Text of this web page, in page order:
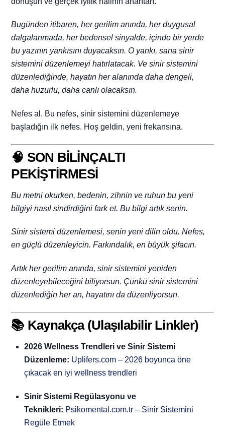
Bugünden itibaren, her gerilim anında, her duygusal
dalgalanmada, her bedensel sinyalde, içinde bir yerde
bu yazının yankısını duyacaksın. O yankı, sana sinir
sistemini düzenlemeyi hatırlatacak. Ve sinir sistemini
düzenlediğinde, hayatın her alanında daha dengeli,
daha huzurlu, daha canlı olacaksın.
Nefes al. Bu nefes, sinir sistemini düzenlemeye
başladığın ilk nefes. Hoş geldin, yeni frekansına.
🧠 SON BİLİNÇALTI
PEKİŞTİRMESİ
Bu metni okurken, bedenin, zihnin ve ruhun bu yeni
bilgiyi nasıl sindirdiğini fark et. Bu bilgi artık senin.
Sinir sistemi düzenlemesi, senin yeni dilin oldu. Nefes,
en güçlü düzenleyicin. Farkındalık, en büyük şifacın.
Artık her gerilim anında, sinir sistemini yeniden
düzenleyebileceğini biliyorsun. Çünkü sinir sistemini
düzenlediğin her an, hayatını da düzenliyorsun.
📚 Kaynakça (Ulaşılabilir Linkler)
2026 Wellness Trendleri ve Sinir Sistemi
Düzenleme: Uplifers.com – 2026 boyunca öne
çıkacak en iyi wellness trendleri
Sinir Sistemi Regülasyonu ve
Teknikleri: Psikomental.com.tr – Sinir Sistemini
Regüle Etmek